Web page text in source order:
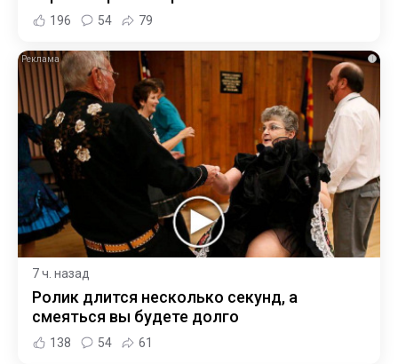
196 54 79
i
7 ч. назад
Ролик длится несколько секунд, а
смеяться вы будете долго
138 54 61